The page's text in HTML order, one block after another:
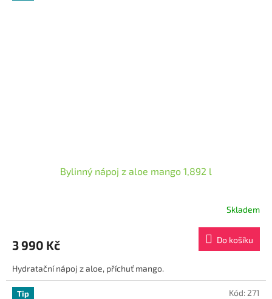
Bylinný nápoj z aloe mango 1,892 l
je
z
5
hvězdiček.
Skladem
3 990 Kč Do košíku
Hydratační nápoj z aloe, příchuť mango.
Tip Kód: 271